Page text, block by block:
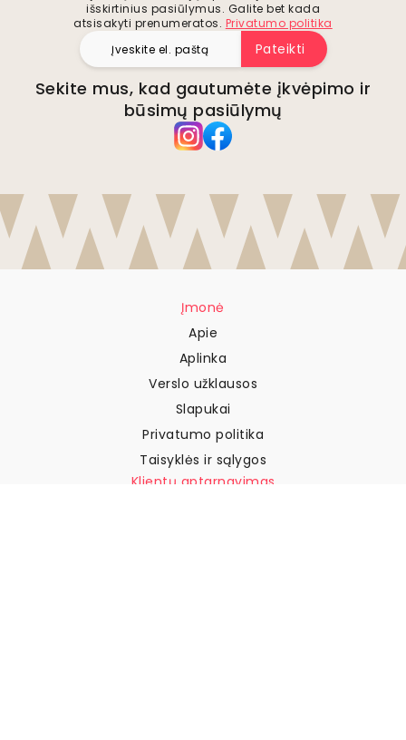
išskirtinius pasiūlymus. Galite bet kada
atsisakyti prenumeratos. Privatumo politika
Pateikti
Sekite mus, kad gautumėte įkvėpimo ir
būsimų pasiūlymų
Įmonė
Apie
Aplinka
Verslo užklausos
Slapukai
Privatumo politika
Taisyklės ir sąlygos
Klientų aptarnavimas